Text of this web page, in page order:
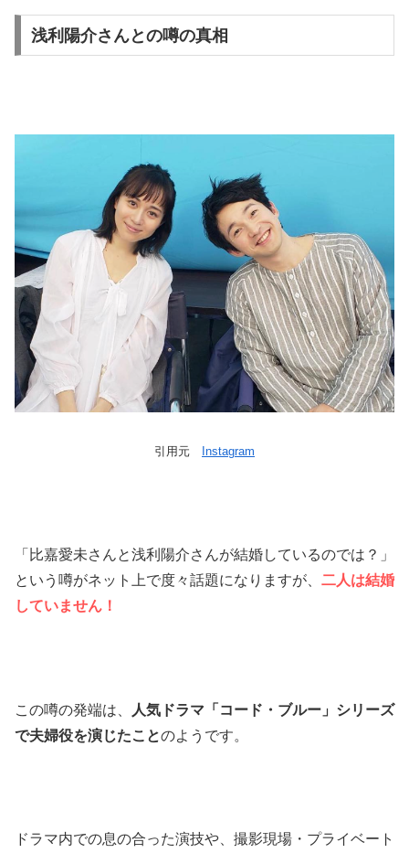
浅利陽介さんとの噂の真相
引用元 Instagram
「比嘉愛未さんと浅利陽介さんが結婚しているのでは？」
という噂がネット上で度々話題になりますが、 二人は結婚
していません！
この噂の発端は、
人気ドラマ「コード・ブルー」シリーズ
で夫婦役を演じたことのようです。
ドラマ内での息の合った演技や、撮影現場・プライベート